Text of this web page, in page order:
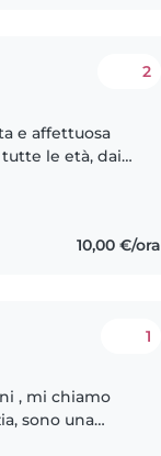
2
e affettuosa
le età, dai
10,00 €/ora
1
, mi chiamo
sono una